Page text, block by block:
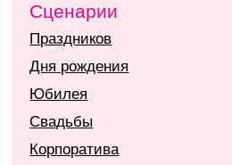
Сценарии
Праздников
Дня рождения
Юбилея
Свадьбы
Корпоратива